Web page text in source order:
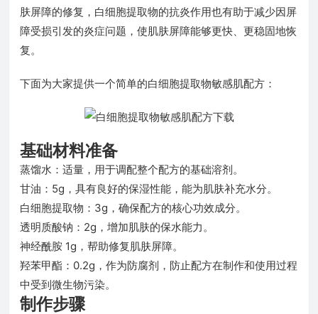
肤屏障的修复，白细胞提取物的抗炎作用也有助于减少因屏
障受损引发的炎症问题，使肌肤屏障能够更快、更稳固地恢
复。
下面为大家提供一个简单的白细胞提取物敏感肌配方：
基础材料准备
蒸馏水：适量，用于调配整个配方的基础溶剂。
甘油：5g，具有良好的保湿性能，能为肌肤补充水分。
白细胞提取物：3g，确保配方的核心功效成分。
透明质酸钠：2g，增加肌肤的保水能力。
神经酰胺 1g，帮助修复肌肤屏障。
羟苯甲酯：0.2g，作为防腐剂，防止配方在制作和使用过程
中受到微生物污染。
制作步骤